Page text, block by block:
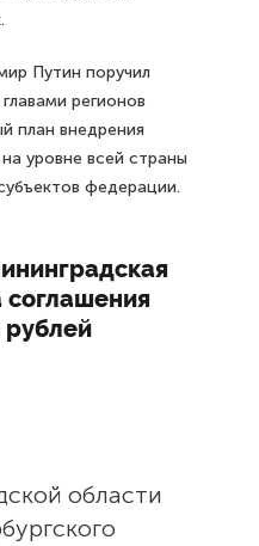
Путин поручил
регионов
план внедрения
уровне всей страны
федерации.
соглашения
рублей
области